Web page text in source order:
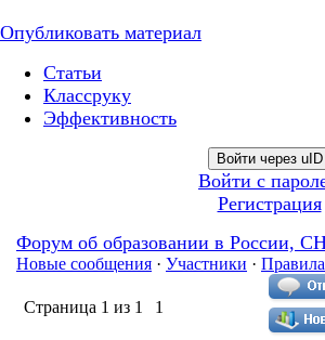
Опубликовать материал
Статьи
Классруку
Эффективность
Войти через uID
Войти с
Регистрация
Форум об образовании в России,
Новые сообщения · Участники ·
Страница 1 из 1 1